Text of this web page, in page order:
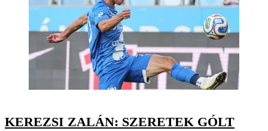
KEREZSI ZALÁN: SZERETEK GÓLT